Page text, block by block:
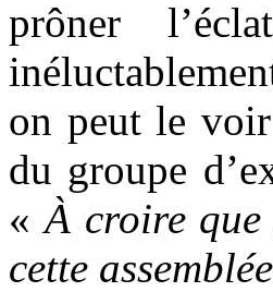
prôner
on peut le
du groupe
«À croire
cette assemblée